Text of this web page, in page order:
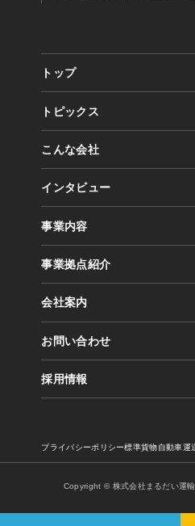
トップ
トピックス
こんな会社
取り組み（方針）
数字で見るまるだい
インタビュー
事業内容
運輸事業
業務委託事業
事業拠点紹介
会社案内
お問い合わせ
採用情報
社員インタビュー１
プライバシーポリシー標準貨物自動車運
Copyright © 株式会社まるだい運